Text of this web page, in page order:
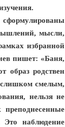
мысли,
избранной
пишет: «Баня,
образ родствен
слишком смелым,
нельзя не
Это наблюдение